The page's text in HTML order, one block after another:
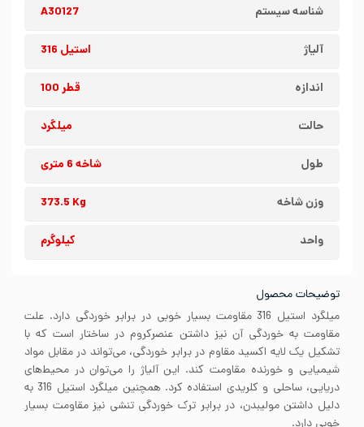
شناسه سیستم A30127
آلیاژ استیل 316
اندازه قطر 100
حالت میلگرد
طول شاخه 6 متری
وزن شاخه 373.5 Kg
واحد کیلوگرم
توضیحات محصول
میلگرد استیل 316 مقاومت بسیار خوبی در برابر خوردگی دارد. علت
مقاومت به خوردگی آن نیز داشتن عنصرکروم در ساختار است که با
تشکیل یک لایه اکسید مقاوم در برابر خوردگی، می‌تواند در مقابل مواد
شیمیایی و خورنده مقاومت کند. این آلیاژ را می‌توان در محیط‌های
دریایی، ساحلی و کلریدی استفاده کرد. همچنین میلگرد استیل 316 به
دلیل داشتن مولیبدن، در برابر ترک خوردگی تنشی نیز مقاومت بسیار